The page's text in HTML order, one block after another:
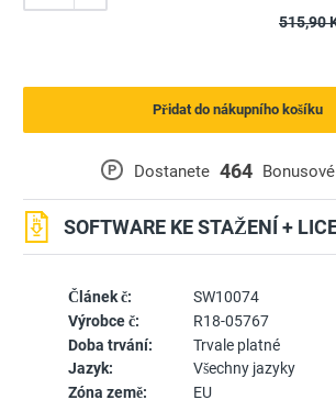
Článek č:
SW10074
Výrobce č:
R18-05767
Doba trvání:
Trvale platné
Jazyk:
Všechny jazyky
Zóna země:
EU
P Dostanete 464
SOFTWARE KE STAŽENÍ +
515,90
Přidat do nákupního košíku